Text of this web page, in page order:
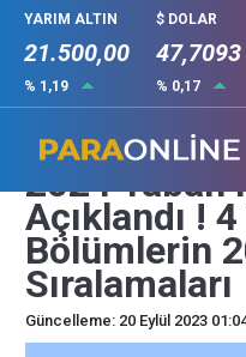
YARIM ALTIN
21.500,00
% 1,19
$ DOLAR
47,7093
% 0,17
YÖKATLAS
2024 Taban
Açıklandı ! 4
Bölümlerin
Sıralamaları
Güncelleme: 20 Eylül 2023